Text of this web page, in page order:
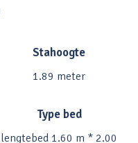
Stahoogte
1.89 meter
Type bed
lengtebed 1.60 m * 2.00